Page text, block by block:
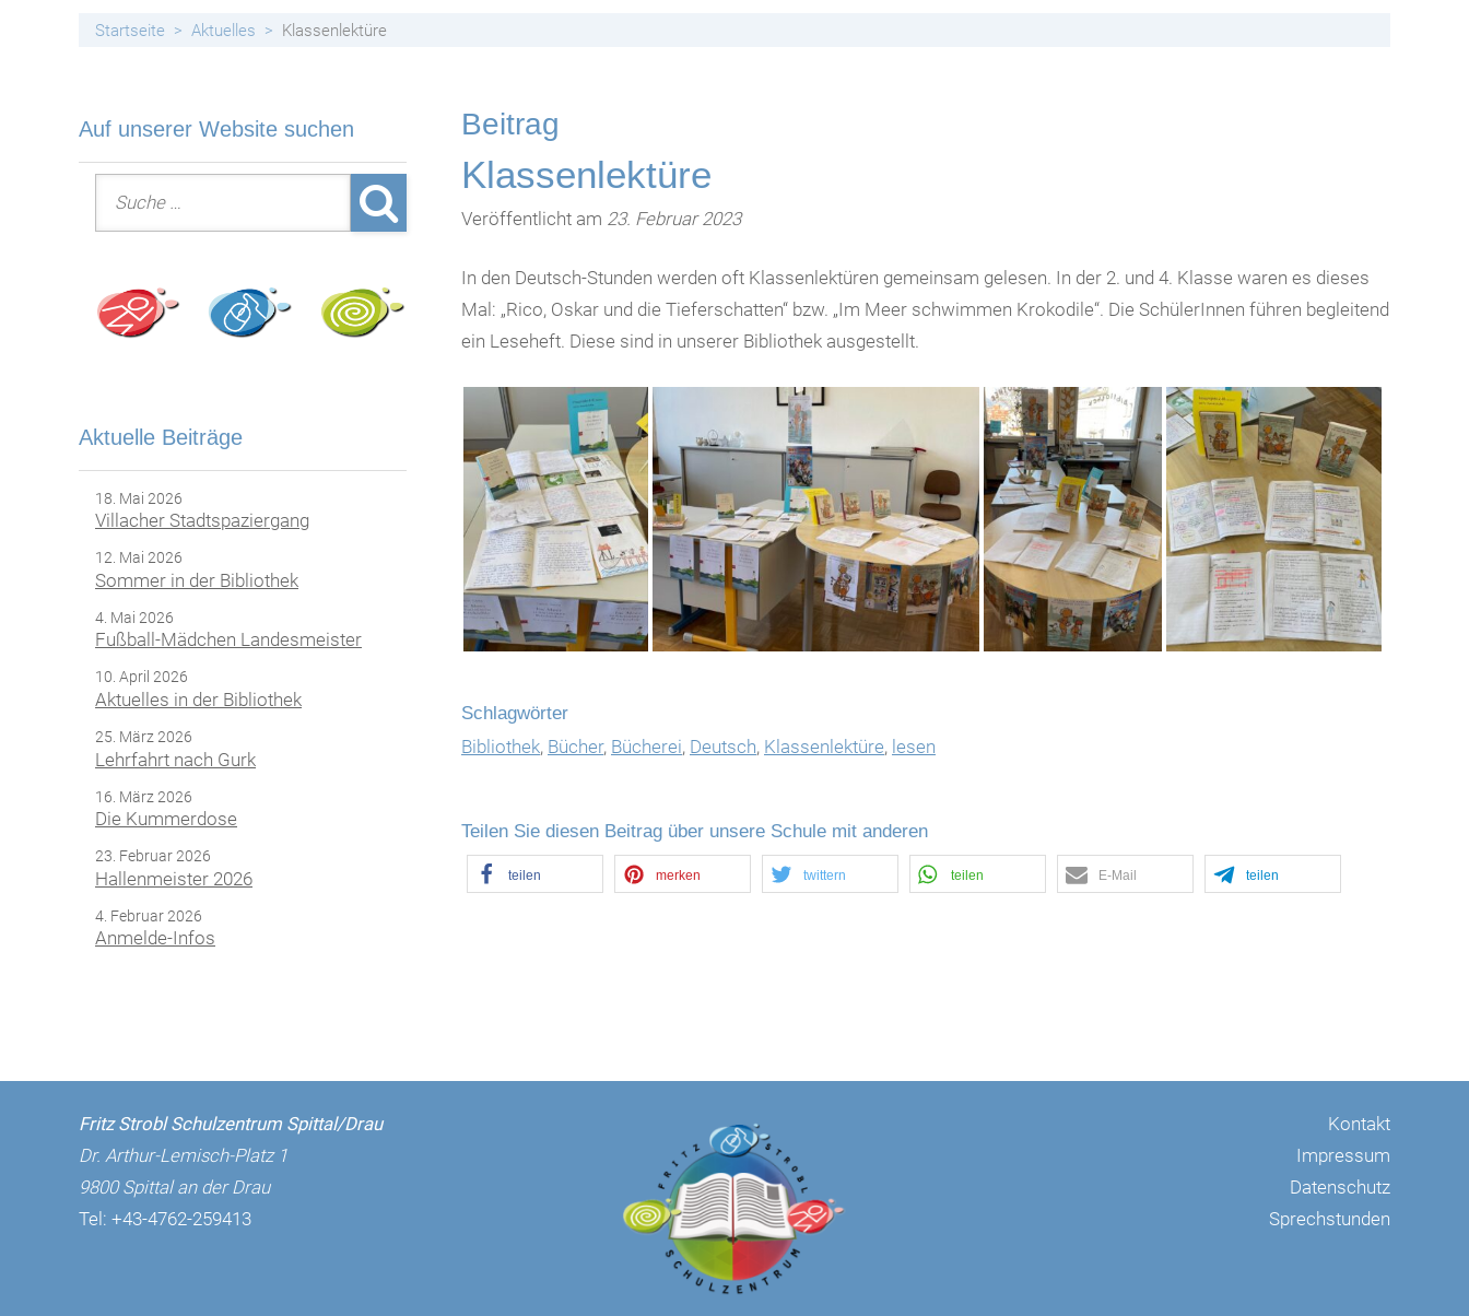
Startseite Aktuelles Klassenlektüre
Beitrag
Klassenlektüre
Veröffentlicht am 23. Februar 2023
In den Deutsch-Stunden werden oft Klassenlektüren gemeinsam gelesen. In der 2. und 4. Klasse waren es dieses
Mal: „Rico, Oskar und die Tieferschatten“ bzw. „Im Meer schwimmen Krokodile“. Die SchülerInnen führen begleitend
ein Leseheft. Diese sind in unserer Bibliothek ausgestellt.
Schlagwörter
Bibliothek, Bücher, Bücherei, Deutsch, Klassenlektüre, lesen
Teilen Sie diesen Beitrag über unsere Schule mit anderen
teilen merken twittern teilen E-Mail teilen
Auf unserer Website suchen
Suche nach:
Aktuelle Beiträge
18. Mai 2026
Villacher Stadtspaziergang
12. Mai 2026
Sommer in der Bibliothek
4. Mai 2026
Fußball-Mädchen Landesmeister
10. April 2026
Aktuelles in der Bibliothek
25. März 2026
Lehrfahrt nach Gurk
16. März 2026
Die Kummerdose
23. Februar 2026
Hallenmeister 2026
4. Februar 2026
Anmelde-Infos
Fritz Strobl Schulzentrum Spittal/Drau
Dr. Arthur-Lemisch-Platz 1
9800 Spittal an der Drau
Tel: +43-4762-259413
Kontakt
Impressum
Datenschutz
Sprechstunden